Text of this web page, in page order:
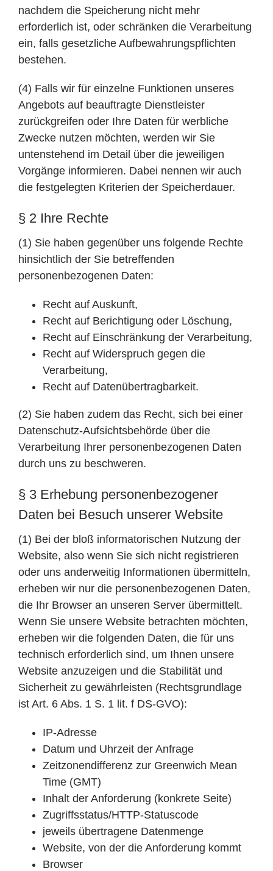
nachdem die Speicherung nicht mehr
erforderlich ist, oder schränken die Verarbeitung
ein, falls gesetzliche Aufbewahrungspflichten
bestehen.
(4) Falls wir für einzelne Funktionen unseres
Angebots auf beauftragte Dienstleister
zurückgreifen oder Ihre Daten für werbliche
Zwecke nutzen möchten, werden wir Sie
untenstehend im Detail über die jeweiligen
Vorgänge informieren. Dabei nennen wir auch
die festgelegten Kriterien der Speicherdauer.
§ 2 Ihre Rechte
(1) Sie haben gegenüber uns folgende Rechte
hinsichtlich der Sie betreffenden
personenbezogenen Daten:
Recht auf Auskunft,
Recht auf Berichtigung oder Löschung,
Recht auf Einschränkung der Verarbeitung,
Recht auf Widerspruch gegen die
Verarbeitung,
Recht auf Datenübertragbarkeit.
(2) Sie haben zudem das Recht, sich bei einer
Datenschutz-Aufsichtsbehörde über die
Verarbeitung Ihrer personenbezogenen Daten
durch uns zu beschweren.
§ 3 Erhebung personenbezogener
Daten bei Besuch unserer Website
(1) Bei der bloß informatorischen Nutzung der
Website, also wenn Sie sich nicht registrieren
oder uns anderweitig Informationen übermitteln,
erheben wir nur die personenbezogenen Daten,
die Ihr Browser an unseren Server übermittelt.
Wenn Sie unsere Website betrachten möchten,
erheben wir die folgenden Daten, die für uns
technisch erforderlich sind, um Ihnen unsere
Website anzuzeigen und die Stabilität und
Sicherheit zu gewährleisten (Rechtsgrundlage
ist Art. 6 Abs. 1 S. 1 lit. f DS-GVO):
IP-Adresse
Datum und Uhrzeit der Anfrage
Zeitzonendifferenz zur Greenwich Mean
Time (GMT)
Inhalt der Anforderung (konkrete Seite)
Zugriffsstatus/HTTP-Statuscode
jeweils übertragene Datenmenge
Website, von der die Anforderung kommt
Browser